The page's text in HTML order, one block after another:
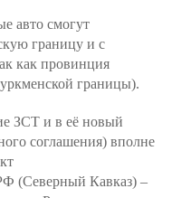
авто смогут
границу и с
как провинция
границы).
ЗСТ и в её новый
соглашения) вполне
(Северный Кавказ) –